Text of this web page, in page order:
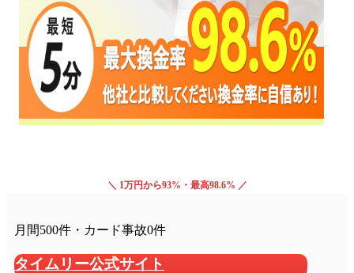
＼ 1万円から93%・最高98.6% ／
月間500件・カード事故0件
タイムリー公式サイト